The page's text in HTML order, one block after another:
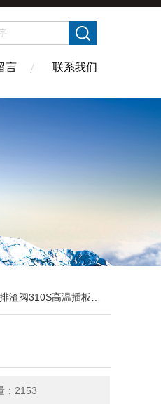
言 联系我们
阀310S高温插板阀2520
：2153